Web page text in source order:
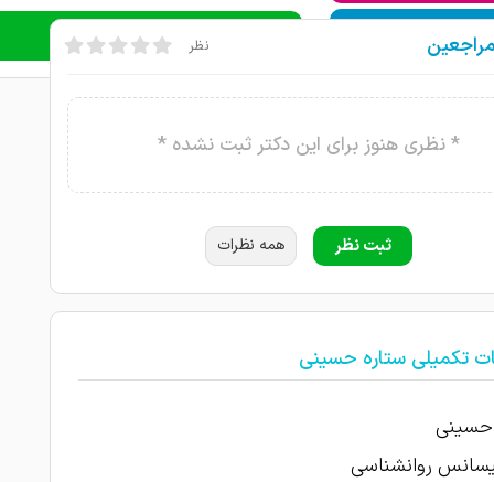
به لیست من
دریافت نوبت تلفنی نظر
* نظری هنوز برای این دکتر ثبت نشده *
ثبت نظر همه نظرات
تکمیلی ستاره حسینی
حسینی
روانشناسی